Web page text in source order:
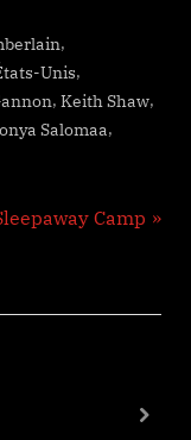
,
Unis,
, Keith Shaw,
Salomaa,
Camp
next